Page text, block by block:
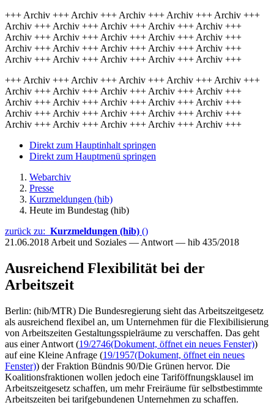
+++ Archiv +++ Archiv +++ Archiv +++ Archiv +++ Archiv +++
Archiv +++ Archiv +++ Archiv +++ Archiv +++ Archiv +++
Archiv +++ Archiv +++ Archiv +++ Archiv +++ Archiv +++
Archiv +++ Archiv +++ Archiv +++ Archiv +++ Archiv +++
Archiv +++ Archiv +++ Archiv +++ Archiv +++ Archiv +++
+++ Archiv +++ Archiv +++ Archiv +++ Archiv +++ Archiv +++
Archiv +++ Archiv +++ Archiv +++ Archiv +++ Archiv +++
Archiv +++ Archiv +++ Archiv +++ Archiv +++ Archiv +++
Archiv +++ Archiv +++ Archiv +++ Archiv +++ Archiv +++
Archiv +++ Archiv +++ Archiv +++ Archiv +++ Archiv +++
Direkt zum Hauptinhalt springen
Direkt zum Hauptmenü springen
Webarchiv
Presse
Kurzmeldungen (hib)
Heute im Bundestag (hib)
zurück zu: Kurzmeldungen (hib) ()
21.06.2018 Arbeit und Soziales — Antwort — hib 435/2018
Ausreichend Flexibilität bei der
Arbeitszeit
Berlin: (hib/MTR) Die Bundesregierung sieht das Arbeitszeitgesetz
als ausreichend flexibel an, um Unternehmen für die Flexibilisierung
von Arbeitszeiten Gestaltungsspielräume zu verschaffen. Das geht
aus einer Antwort (19/2746(Dokument, öffnet ein neues Fenster))
auf eine Kleine Anfrage (19/1957(Dokument, öffnet ein neues
Fenster)) der Fraktion Bündnis 90/Die Grünen hervor. Die
Koalitionsfraktionen wollen jedoch eine Tariföffnungsklausel im
Arbeitszeitgesetz schaffen, um mehr Freiräume für selbstbestimmte
Arbeitszeiten bei tarifgebundenen Unternehmen zu schaffen.